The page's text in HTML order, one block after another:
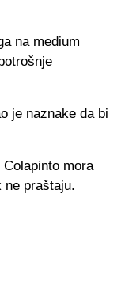
na medium
je naznake da bi
mora
ne praštaju.